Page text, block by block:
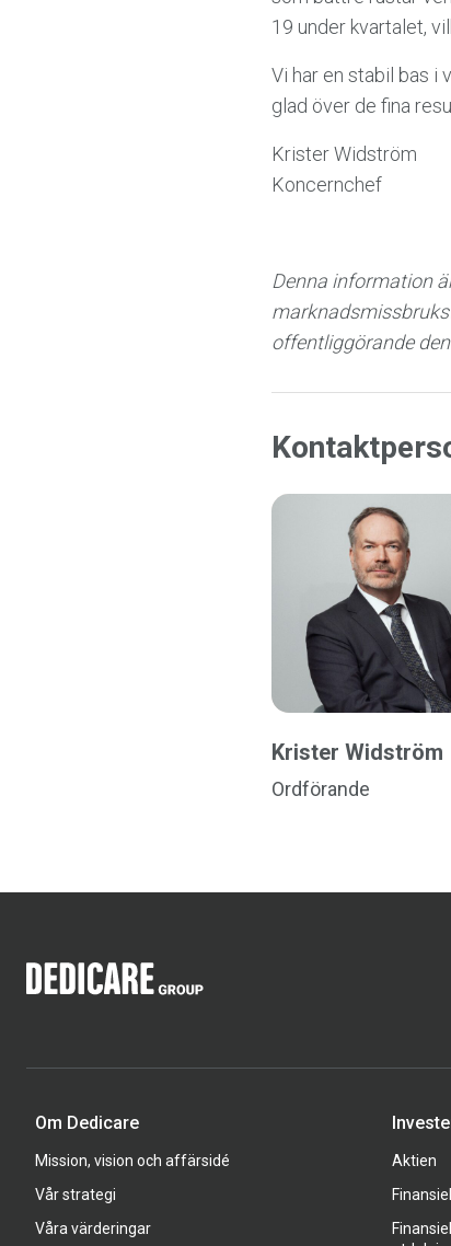
19 under kvartalet,
Vi har en stabil bas i
glad över de fina
Krister Widström
Koncernchef
Denna information
offentliggörande
Krister Widström
Ordförande
Om Dedicare
Mission, vision och affärsidé
Vår strategi
Våra värderingar
Aktien